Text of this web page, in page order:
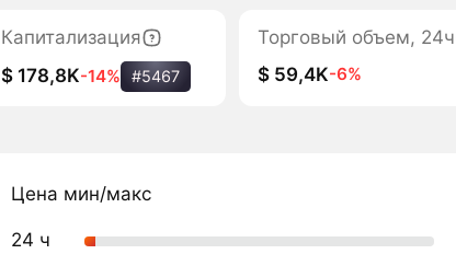
Капитализация
$ 178,8K-14% #5467
Торговый объем, 24ч
$ 59,4K-6%
Цена мин/макс
24 ч